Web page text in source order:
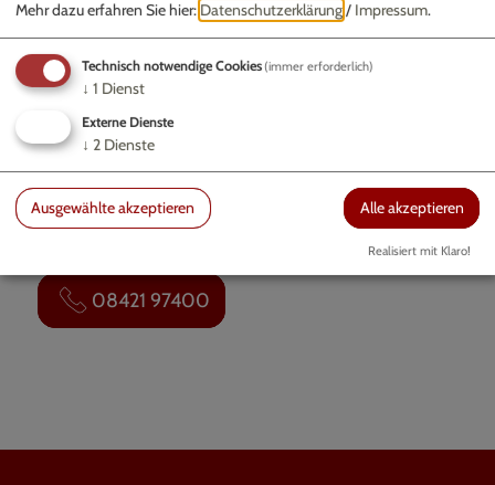
Möchten Sie von „OpenStreetMap/Leaflet“ bereitgestellte
Forstermühle
Forstermühle
Forstermühle
08421 97400
Mehr dazu erfahren Sie hier: Datenschutzerklärung/ Impressum.
Technisch notwendige Cookies(immer erforderlich)
↓ 1 Dienst
Externe Dienste
↓ 2 Dienste
Ausgewählte akzeptieren Alle akzeptieren
Realisiert mit Klaro!